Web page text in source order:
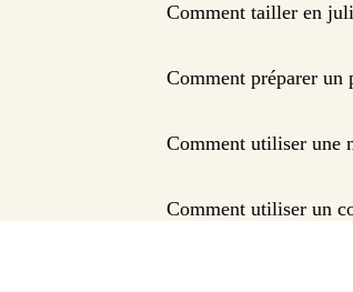
Comment tailler en
Comment préparer un
Comment utiliser une
Comment utiliser un